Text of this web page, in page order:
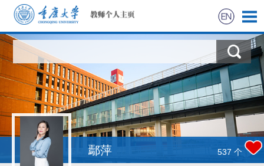
首页
科学研究
教学研究
获奖信息 鄢萍 537 个